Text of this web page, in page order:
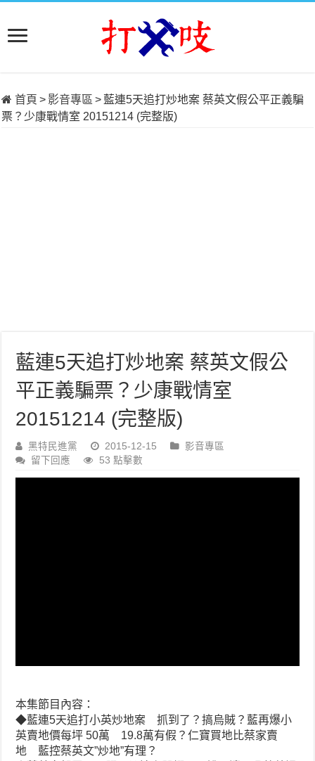
首頁 > 影音專區 > 藍連5天追打炒地案 蔡英文假公平正義騙
票？少康戰情室 20151214 (完整版)
藍連5天追打炒地案 蔡英文假公
平正義騙票？少康戰情室
20151214 (完整版)
黑特民進黨 2015-12-15
影音專區
留下回應
53 點擊數
本集節目內容：
◆藍連5天追打小英炒地案 抓到了？搞烏賊？藍再爆小
英賣地價每坪 50萬 19.8萬有假？仁寶買地比蔡家賣
地 藍控蔡英文”炒地”有理？